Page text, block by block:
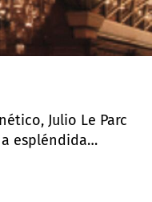
Julio Le Parc
espléndida
que sus